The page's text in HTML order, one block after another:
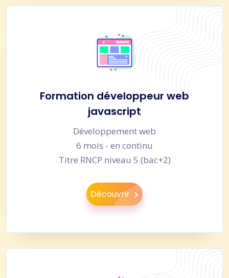
Formation développeur web
javascript
Développement web
6 mois - en continu
Titre RNCP niveau 5 (bac+2)
Découvrir